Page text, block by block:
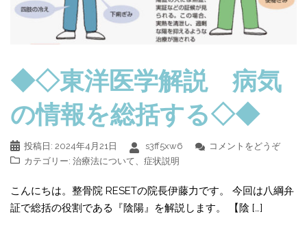
◆◇東洋医学解説 病気
の情報を総括する◇◆
投稿日: 2024年4月21日 s3ff5xw6
コメントをどうぞ
カテゴリー: 治療法について、 症状説明
こんにちは。整骨院 RESETの院長伊藤力です。 今回は八綱弁
証で総括の役割である『陰陽』を解説します。 【陰 […]